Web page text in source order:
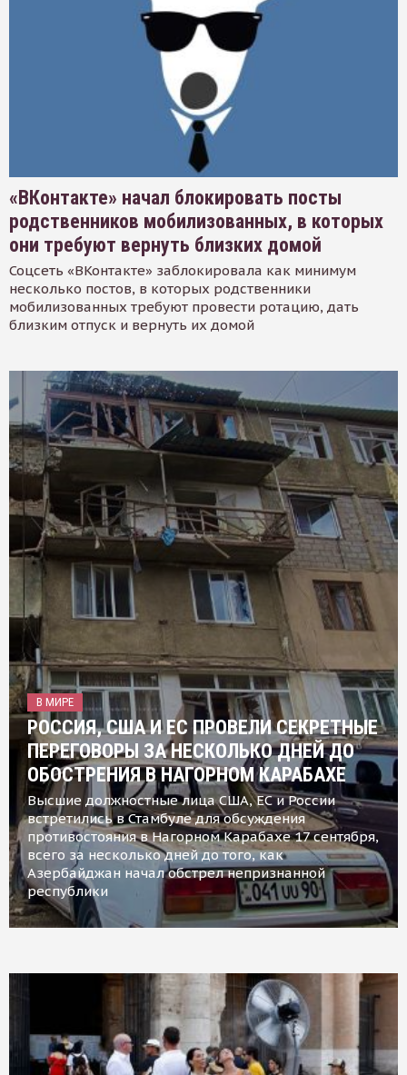
«ВКонтакте» начал блокировать посты
родственников мобилизованных, в которых
они требуют вернуть близких домой
Соцсеть «ВКонтакте» заблокировала как минимум
несколько постов, в которых родственники
мобилизованных требуют провести ротацию, дать
близким отпуск и вернуть их домой
В МИРЕ
РОССИЯ, США И ЕС ПРОВЕЛИ СЕКРЕТНЫЕ
ПЕРЕГОВОРЫ ЗА НЕСКОЛЬКО ДНЕЙ ДО
ОБОСТРЕНИЯ В НАГОРНОМ КАРАБАХЕ
Высшие должностные лица США, ЕС и России
встретились в Стамбуле для обсуждения
противостояния в Нагорном Карабахе 17 сентября,
всего за несколько дней до того, как
Азербайджан начал обстрел непризнанной
республики